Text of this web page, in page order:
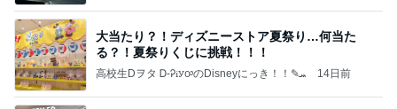
大当たり？！ディズニーストア夏祭り…何当た
る？！夏祭りくじに挑戦！！！
高校生Dヲタ Ꭰ-ᎮꭵꭹꭴのDisneyにっき！！✎ܚ 14日前